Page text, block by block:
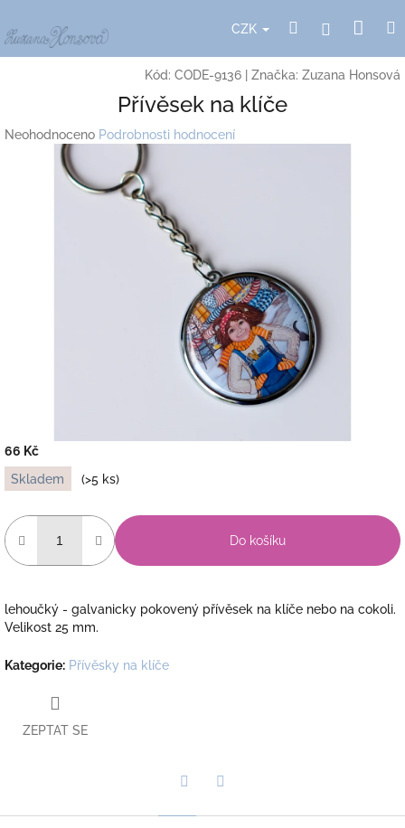
na
obsah
CZK HledatPřihlášení
Kód: CODE-9136 Značka: Zuzana Honsová
Přívěsek na klíče
Průměrné
hodnocení
Neohodnoceno Podrobnosti hodnocení
66 Kč
Měrná
cena:
Skladem (>5 ks)
Do košíku
lehoučký - galvanicky pokovený přívěsek na klíče nebo na cokoli.
Velikost 25 mm.
Kategorie: Přívěsky na klíče
ZEPTAT SE